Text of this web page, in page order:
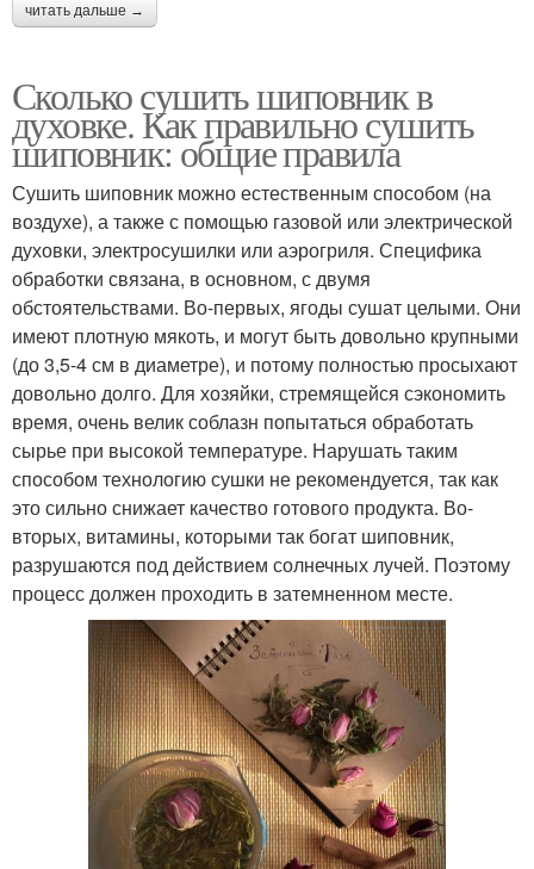
читать дальше →
Сколько сушить шиповник в
духовке. Как правильно сушить
шиповник: общие правила
Сушить шиповник можно естественным способом (на
воздухе), а также с помощью газовой или электрической
духовки, электросушилки или аэрогриля. Специфика
обработки связана, в основном, с двумя
обстоятельствами. Во-первых, ягоды сушат целыми. Они
имеют плотную мякоть, и могут быть довольно крупными
(до 3,5-4 см в диаметре), и потому полностью просыхают
довольно долго. Для хозяйки, стремящейся сэкономить
время, очень велик соблазн попытаться обработать
сырье при высокой температуре. Нарушать таким
способом технологию сушки не рекомендуется, так как
это сильно снижает качество готового продукта. Во-
вторых, витамины, которыми так богат шиповник,
разрушаются под действием солнечных лучей. Поэтому
процесс должен проходить в затемненном месте.